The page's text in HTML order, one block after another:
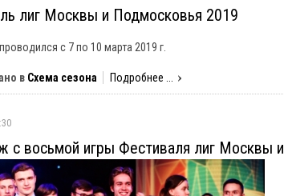
лиг Москвы и Подмосковья 2019
с 7 по 10 марта 2019 г.
в Схема сезона Подробнее ...
с восьмой игры Фестиваля лиг Москвы